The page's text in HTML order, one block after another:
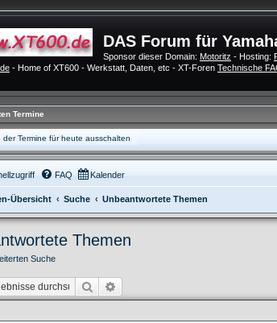
DAS Forum für
Sponsor dieser Domain: Motoritz - Hosting:
- Home of XT600 - Werkstatt, Daten, etc - XT-Foren Technische
Termine
der Termine für heute ausschalten
FAQ Kalender
Übersicht Suche Unbeantwortete Themen
Themen
Suche
Suche